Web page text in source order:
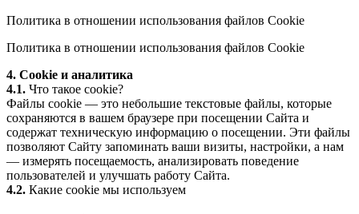
Политика в отношении использования файлов Cookie
Политика в отношении использования файлов Cookie
4. Cookie и аналитика
4.1. Что такое cookie?
Файлы cookie — это небольшие текстовые файлы, которые
сохраняются в вашем браузере при посещении Сайта и
содержат техническую информацию о посещении. Эти файлы
позволяют Сайту запоминать ваши визиты, настройки, а нам
— измерять посещаемость, анализировать поведение
пользователей и улучшать работу Сайта.
4.2. Какие cookie мы используем